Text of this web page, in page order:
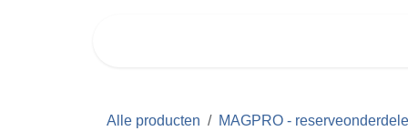
Alle producten MAGPRO - reserveonderdelen